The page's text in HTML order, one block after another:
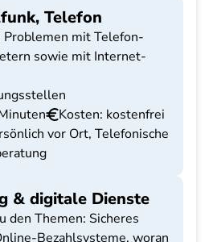
Telefon
mit Telefon-
sowie mit Internet-
Kosten: kostenfrei
vor Ort, Telefonische
& digitale Dienste
den Themen: Sicheres
Bezahlsysteme, woran